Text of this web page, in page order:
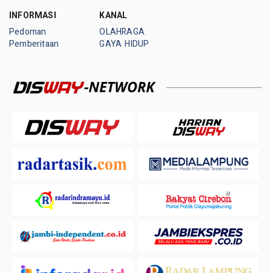
INFORMASI
Pedoman
Pemberitaan
KANAL
OLAHRAGA
GAYA HIDUP